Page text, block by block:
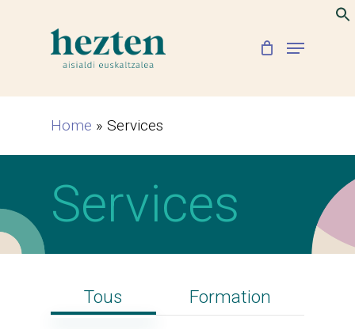
content
Menu
Home » Services
Services
Tous Formation